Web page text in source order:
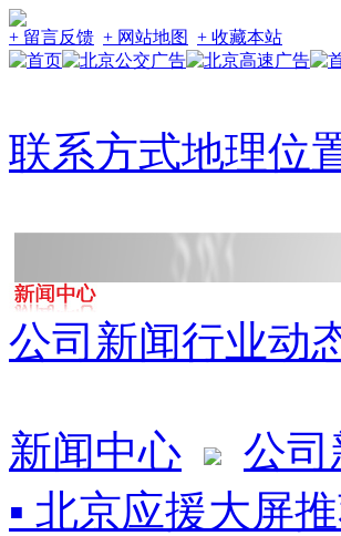
+ 留言反馈 + 网站地图 + 收藏本站
联系方式地理位
公司新闻行业动
新闻中心
公司
▪ 北京应援大屏